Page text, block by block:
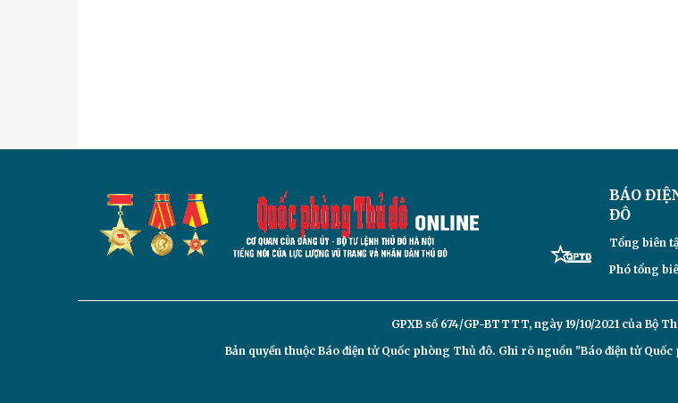
BÁO
ĐÔ
Tổng biên
Phó tổng
GPXB số 674/GP-BTTTT, ngày 19/10/2021 của Bộ
Bản quyền thuộc Báo điện tửQuốc phòng Thủ đô. Ghi rõ nguồn "Báo điện tử